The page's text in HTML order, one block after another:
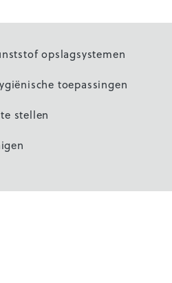
opslagsystemen
toepassingen
stellen